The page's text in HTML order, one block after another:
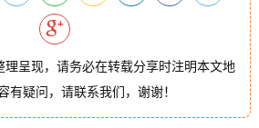
理呈现，请务必在转载分享时注明本文地
有疑问，请联系我们，谢谢！